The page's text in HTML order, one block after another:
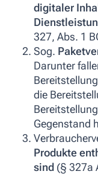
digitaler
327, Abs. 1
Sog.
Darunter
die
Gegenstand
Produkte
sind (§ 327a